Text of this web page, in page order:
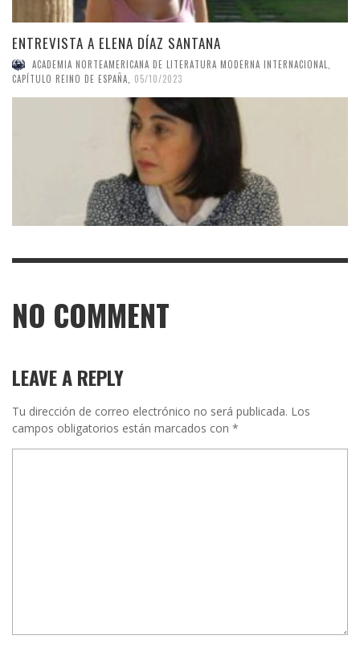
ENTREVISTA A ELENA DÍAZ SANTANA
ACADEMIA NORTEAMERICANA DE LITERATURA MODERNA INTERNACIONAL,
CAPÍTULO REINO DE ESPAÑA
05/10/2023
NO COMMENT
LEAVE A REPLY
Tu dirección de correo electrónico no será publicada. Los
campos obligatorios están marcados con *